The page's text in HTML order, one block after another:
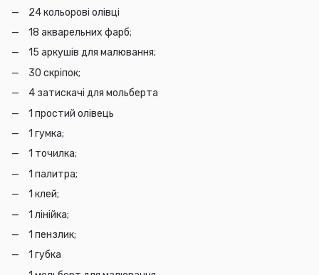
24 кольорові олівці
18 акварельних фарб;
15 аркушів для малювання;
30 скріпок;
4 затискачі для мольберта
1 простий олівець
1 гумка;
1 точилка;
1 палитра;
1 клей;
1 лінійка;
1 пензлик;
1 губка